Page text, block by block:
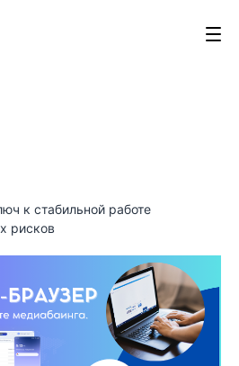
к стабильной работе
рисков